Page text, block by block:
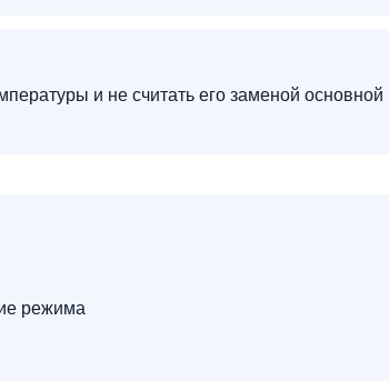
и не считать его заменой основной
режима